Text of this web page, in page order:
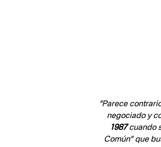
“Parece
negociado y
1987 cuando
Común” que